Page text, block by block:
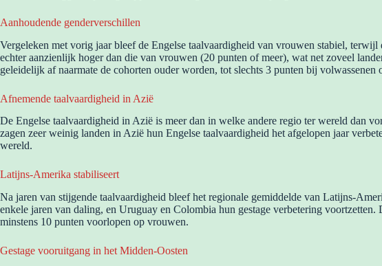
Aanhoudende genderverschillen
Vergeleken met vorig jaar bleef de Engelse taalvaardigheid van vrouwen stabiel,
echter aanzienlijk hoger dan die van vrouwen (20 punten of meer), wat net zoveel
geleidelijk af naarmate de cohorten ouder worden, tot slechts 3 punten bij volwassenen
Afnemende taalvaardigheid in Azië
De Engelse taalvaardigheid in Azië is meer dan in welke andere regio ter wereld dan
zagen zeer weinig landen in Azië hun Engelse taalvaardigheid het afgelopen jaar
wereld.
Latijns-Amerika stabiliseert
Na jaren van stijgende taalvaardigheid bleef het regionale gemiddelde van Latijns-
enkele jaren van daling, en Uruguay en Colombia hun gestage verbetering
minstens 10 punten voorlopen op vrouwen.
Gestage vooruitgang in het Midden-Oosten